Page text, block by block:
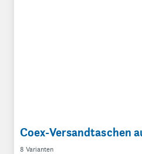
Coex-Versandtaschen
8 Varianten